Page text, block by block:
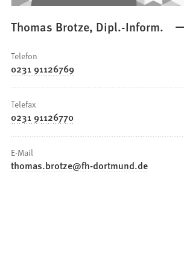
Thomas Brotze, Dipl.-Inform.
Telefon
0231 91126769
Telefax
0231 91126770
E-Mail
thomas.brotze fh-dortmund de